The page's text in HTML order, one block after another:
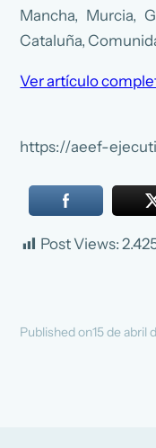
Mancha, Murcia,
Cataluña,
Ver artículo
https://aeef-
Post Views:
Published on15 de abril